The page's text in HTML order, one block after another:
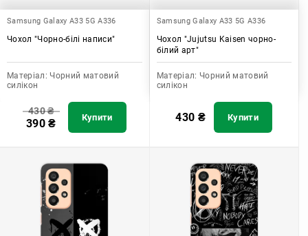
Samsung Galaxy A33 5G A336
Чохол "Чорно-білі написи"
Матеріал: Чорний матовий
силікон
430₴
390₴ Купити
Samsung Galaxy A33 5G A336
Чохол "Jujutsu Kaisen чорно-
білий арт"
Матеріал: Чорний матовий
силікон
430 ₴ Купити